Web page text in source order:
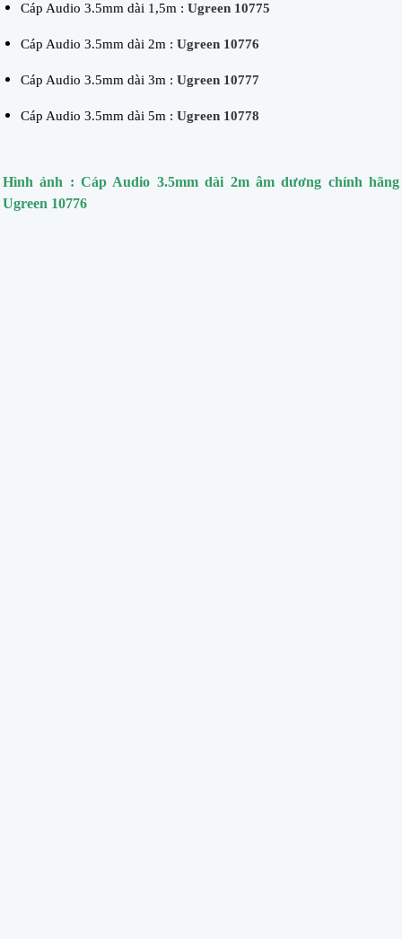
Cáp Audio 3.5mm dài 1,5m : Ugreen 10775
Cáp Audio 3.5mm dài 2m : Ugreen 10776
Cáp Audio 3.5mm dài 3m : Ugreen 10777
Cáp Audio 3.5mm dài 5m : Ugreen 10778
Hình ảnh : Cáp Audio 3.5mm dài 2m âm dương chính hãng
Ugreen 10776